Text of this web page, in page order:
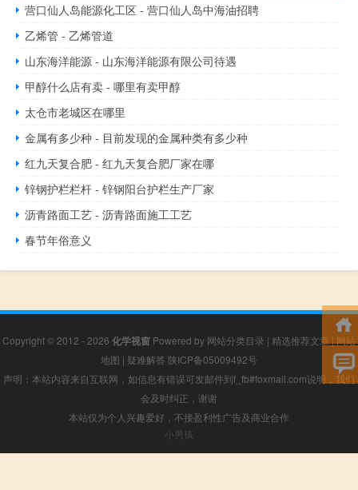
营口仙人岛能源化工区 - 营口仙人岛中海油招聘
乙烯管 - 乙烯管道
山东海洋能源 - 山东海洋能源有限公司待遇
甲醇什么店有卖 - 哪里有卖甲醇
太仓市老城区在哪里
金属有多少种 - 目前发现的金属种类有多少种
红九天复合肥 - 红九天复合肥厂家在哪
锌钢护栏栏杆 - 锌钢阳台护栏生产厂家
沥青路面工艺 - 沥青路面施工工艺
春节年俗意义
Copyright © 2012 - 2026 化学视窗 Powered by 网站分类目录 | 精选推荐文章 | 网站
地图 | 疑难解答 陕ICP备05009492号
声明：本站内容来自互联网，如信息有错误可发邮件到f_fb#foxmail.com说明，我们
会及时纠正，谢谢
本站仅为个人兴趣爱好，不接盈利性广告及商业合作
小男孩